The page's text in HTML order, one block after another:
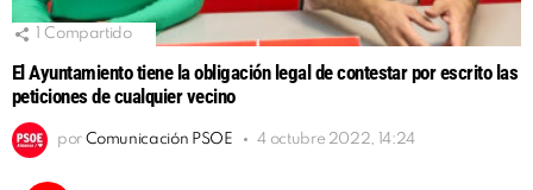
Compartido
El Ayuntamiento tiene la obligación legal de contestar por escrito las
peticiones de cualquier vecino
por Comunicación PSOE 4 octubre 2022, 14:24